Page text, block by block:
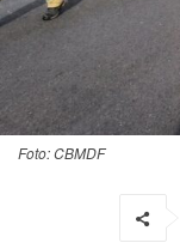
Foto: CBMDF